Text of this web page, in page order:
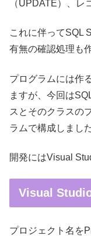
（UPDATE）、レ
これに伴ってSQL
有無の確認処理も
プログラムには作
ますが、今回は
スとそのクラスの
ラムで構成しました
開発にはVisual
Visual
プロジェクト名を